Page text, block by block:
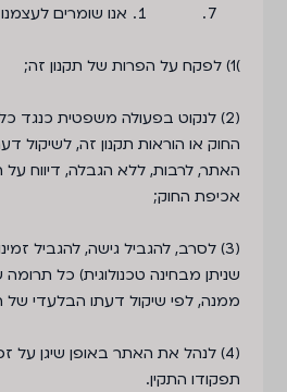
אנו שומרים
)1) לפקח על הפרות של תקנון זה;
(2)
לנקוט בפעולה משפטית כנגד
החוק או הוראות תקנון זה, לשיקול
האתר, לרבות, ללא הגבלה, דיווח
אכיפת החוק;
(3) לסרב, להגביל גישה, להגביל
שניתן מבחינה טכנולוגית) כל תרומה
ממנה, לפי שיקול דעתו הבלעדי
(4)
לנהל את האתר באופן שיגן על
תפקודו התקין.